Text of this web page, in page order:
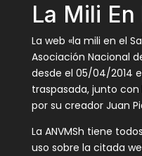
La Mili En
La web «la mili en el
Asociación Nacional
desde el 05/04/2014
traspasada, junto
por su creador Juan
La ANVMSh tiene
uso sobre la citada